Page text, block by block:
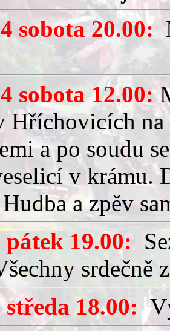
sobota 20.00:
sobota 12.00:
Hříchovicích
a po soudu
v krámu.
a zpěv
pátek 19.00:
srdečně
středa 18.00: